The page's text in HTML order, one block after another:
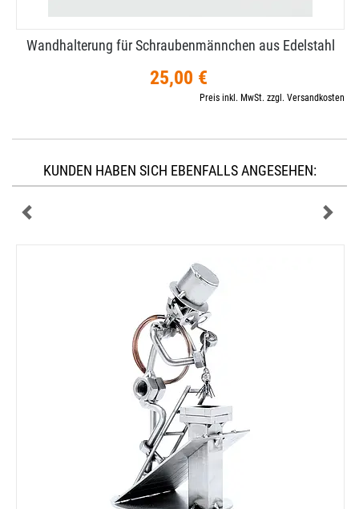
Wandhalterung für Schraubenmännchen aus Edelstahl
25,00 €
Preis inkl. MwSt. zzgl. Versandkosten
KUNDEN HABEN SICH EBENFALLS ANGESEHEN: